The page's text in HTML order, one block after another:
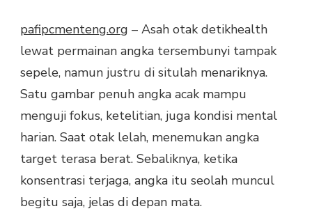
pafipcmenteng.org – Asah otak detikhealth
lewat permainan angka tersembunyi tampak
sepele, namun justru di situlah menariknya.
Satu gambar penuh angka acak mampu
menguji fokus, ketelitian, juga kondisi mental
harian. Saat otak lelah, menemukan angka
target terasa berat. Sebaliknya, ketika
konsentrasi terjaga, angka itu seolah muncul
begitu saja, jelas di depan mata.